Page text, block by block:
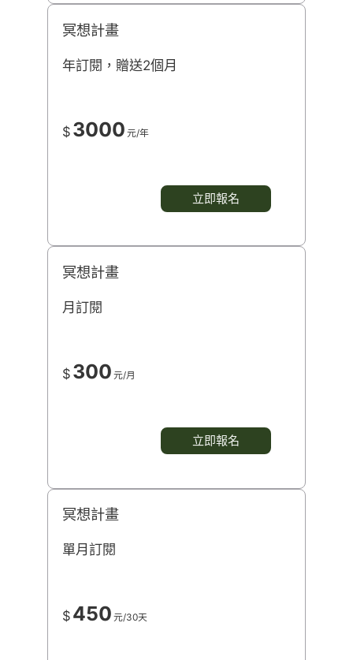
冥想計畫
年訂閱，贈送2個月
$ 3000 元/年
立即報名
冥想計畫
月訂閱
$ 300 元/月
立即報名
冥想計畫
單月訂閱
$ 450 元/30天